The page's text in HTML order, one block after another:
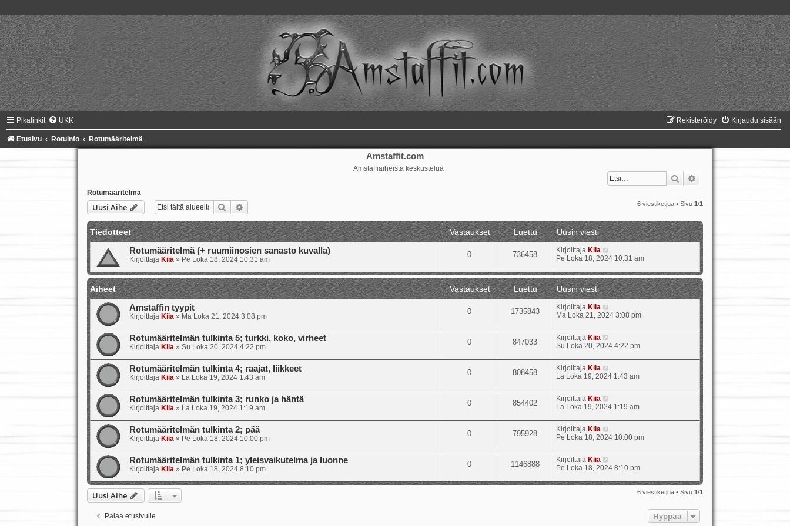
Pikalinkit UKK Kirjaudu sisään
Rekisteröidy
Etusivu Rotuinfo Rotumääritelmä
Amstaffit.com
Amstaffiaiheista keskustelua
Etsi
Rotumääritelmä
Uusi Aihe Etsi 6 viestiketjua • Sivu1/1
Tiedotteet Vastaukset Luettu
Uusin viesti
Rotumääritelmä (+ ruumiinosien sanasto kuvalla)
Kirjoittaja Kiia » Pe Loka 18, 2024 10:31 am
0 736458 KirjoittajaKiia
Pe Loka 18, 2024 10:31 am
Aiheet Vastaukset Luettu
Uusin viesti
Amstaffin tyypit
Kirjoittaja Kiia » Ma Loka 21, 2024 3:08 pm
0 1735843 KirjoittajaKiia
Ma Loka 21, 2024 3:08 pm
Rotumääritelmän tulkinta 5; turkki, koko, virheet
Kirjoittaja Kiia » Su Loka 20, 2024 4:22 pm
0 847033 KirjoittajaKiia
Su Loka 20, 2024 4:22 pm
Rotumääritelmän tulkinta 4; raajat, liikkeet
Kirjoittaja Kiia » La Loka 19, 2024 1:43 am
0 808458 KirjoittajaKiia
La Loka 19, 2024 1:43 am
Rotumääritelmän tulkinta 3; runko ja häntä
Kirjoittaja Kiia » La Loka 19, 2024 1:19 am
0 854402 KirjoittajaKiia
La Loka 19, 2024 1:19 am
Rotumääritelmän tulkinta 2; pää
Kirjoittaja Kiia » Pe Loka 18, 2024 10:00 pm
0 795928 KirjoittajaKiia
Pe Loka 18, 2024 10:00 pm
Rotumääritelmän tulkinta 1; yleisvaikutelma ja luonne
Kirjoittaja Kiia » Pe Loka 18, 2024 8:10 pm
0 1146888 KirjoittajaKiia
Pe Loka 18, 2024 8:10 pm
Uusi Aihe 6 viestiketjua • Sivu1/1
Palaa etusivulle Hyppää